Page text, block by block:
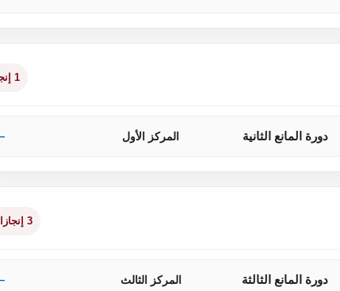
1 إنجاز
دورة المانع الثانية المركز الأول
3 إنجازات
دورة المانع الثالثة المركز الثالث